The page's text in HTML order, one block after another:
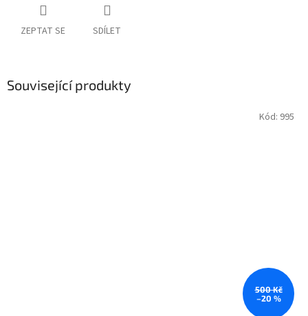
ZEPTAT SE SDÍLET
Související produkty
500 Kč
–20 %
Kód: 995